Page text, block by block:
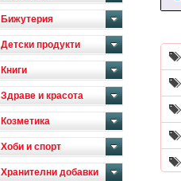
Бижутерия
Детски продукти
Книги
Здраве и красота
Козметика
Хоби и спорт
Хранителни добавки